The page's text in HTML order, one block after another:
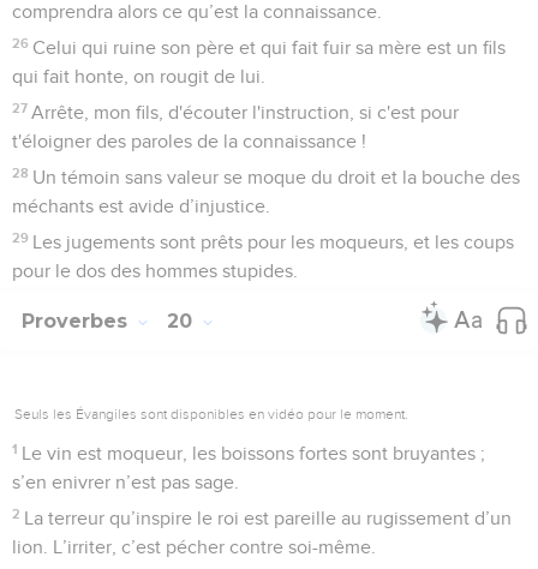
comprendra alors ce qu’est la connaissance.
26 Celui qui ruine son père et qui fait fuir sa mère est un fils
qui fait honte, on rougit de lui.
27 Arrête, mon fils, d'écouter l'instruction, si c'est pour
t'éloigner des paroles de la connaissance !
28 Un témoin sans valeur se moque du droit et la bouche des
méchants est avide d’injustice.
29 Les jugements sont prêts pour les moqueurs, et les coups
pour le dos des hommes stupides.
Proverbes 20
Seuls les Évangiles sont disponibles en vidéo pour le moment.
1 Le vin est moqueur, les boissons fortes sont bruyantes ;
s’en enivrer n’est pas sage.
2 La terreur qu’inspire le roi est pareille au rugissement d’un
lion. L’irriter, c’est pécher contre soi-même.